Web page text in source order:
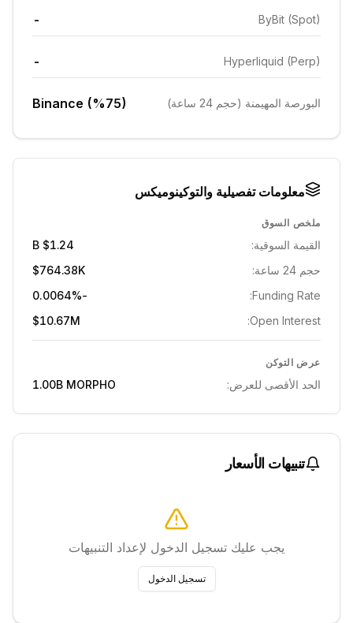
ByBit (Spot)
-
Hyperliquid (Perp)
-
البورصة المهيمنة (حجم 24 ساعة) Binance (%75)
معلومات تفصيلية والتوكينوميكس
ملخص السوق
القيمة السوقية:
$1.24 B
حجم 24 ساعة:
$764.38K
Funding Rate:
-0.0064%
Open Interest:
$10.67M
عرض التوكن
الحد الأقصى للعرض: 1.00B MORPHO
تنبيهات الأسعار
يجب عليك تسجيل الدخول لإعداد التنبيهات
تسجيل الدخول